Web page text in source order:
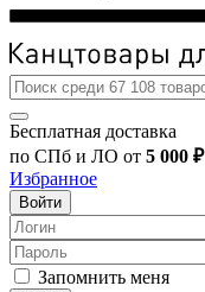
Бесплатная доставка
по СПб и ЛО от 5 000 ₽
Избранное
Войти
Запомнить меня